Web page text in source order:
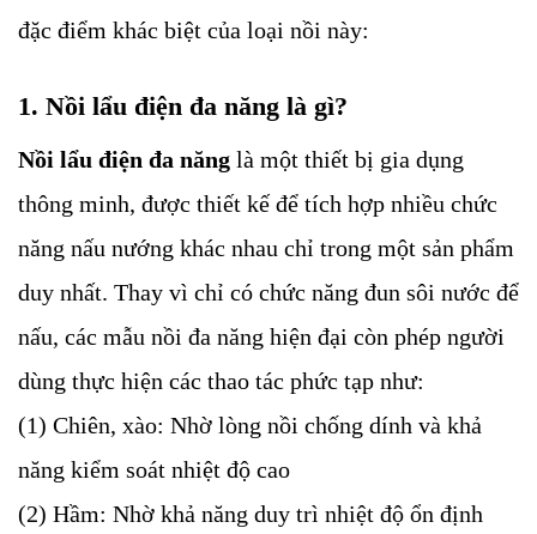
đặc điểm khác biệt của loại nồi này:
1. Nồi lẩu điện đa năng là gì?
Nồi lẩu điện đa năng là một thiết bị gia dụng
thông minh, được thiết kế để tích hợp nhiều chức
năng nấu nướng khác nhau chỉ trong một sản phẩm
duy nhất. Thay vì chỉ có chức năng đun sôi nước để
nấu, các mẫu nồi đa năng hiện đại còn phép người
dùng thực hiện các thao tác phức tạp như:
(1) Chiên, xào: Nhờ lòng nồi chống dính và khả
năng kiểm soát nhiệt độ cao
(2) Hầm: Nhờ khả năng duy trì nhiệt độ ổn định